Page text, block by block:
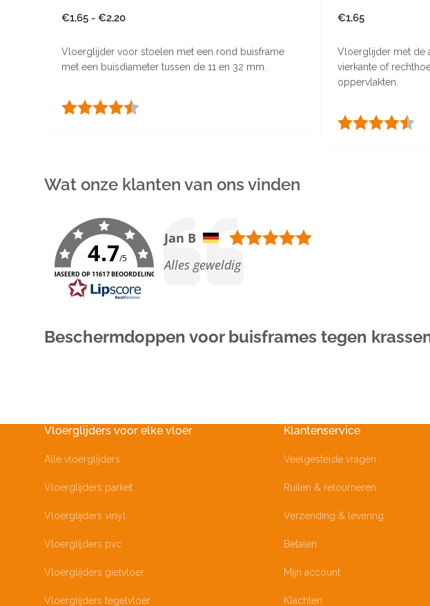
Normale
€1,65 - €2,20
Vloerglijder voor stoelen met een rond buisframe
met een buisdiameter tussen de 11 en 32 mm.
Beoordeling: 4.6 uit 5 sterren
Normale
€1,65
Vloerglijder met de
vierkante of
oppervlakten.
Beoordeling:
Wat onze klanten van ons vinden
4.7/5
GEBASEERD OP 11617 BEOORDELINGEN
Auteur:
Jan B
Tekst:
Alles geweldig
Beschermdoppen voor buisframes tegen
Vloerglijders voor elke vloer
Alle vloerglijders
Vloerglijders parket
Vloerglijders vinyl
Vloerglijders pvc
Vloerglijders gietvloer
Vloerglijders tegelvloer
Klantenservice
Veelgestelde vragen
Ruilen & retourneren
Verzending & levering
Betalen
Mijn account
Klachten